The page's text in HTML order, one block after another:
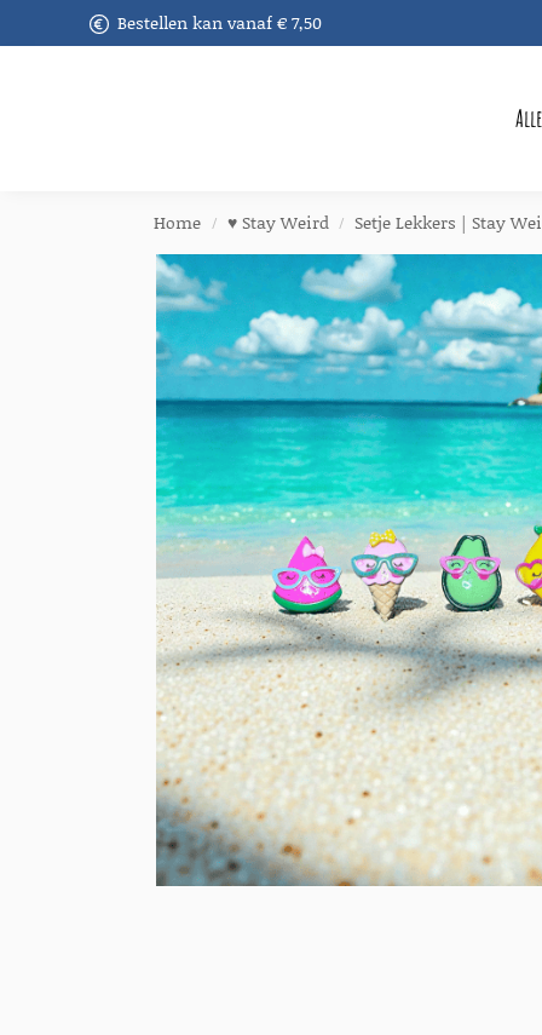
Bestellen kan vanaf € 7,50
Recent toegevoegd
Home / ♥︎ Stay Weird / Setje Lekkers | Stay